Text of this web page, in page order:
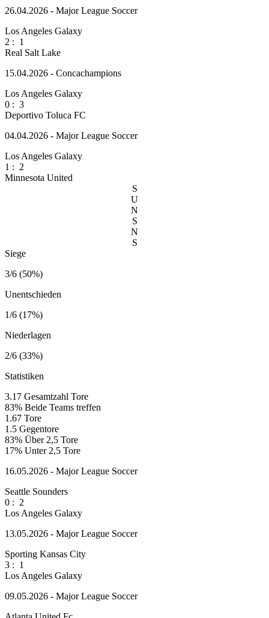
26.04.2026 - Major League Soccer
Los Angeles Galaxy
2 : 1
Real Salt Lake
15.04.2026 - Concachampions
Los Angeles Galaxy
0 : 3
Deportivo Toluca FC
04.04.2026 - Major League Soccer
Los Angeles Galaxy
1 : 2
Minnesota United
S
U
N
S
N
S
Siege
3/6 (50%)
Unentschieden
1/6 (17%)
Niederlagen
2/6 (33%)
Statistiken
3.17 Gesamtzahl Tore
83% Beide Teams treffen
1.67 Tore
1.5 Gegentore
83% Über 2,5 Tore
17% Unter 2,5 Tore
16.05.2026 - Major League Soccer
Seattle Sounders
0 : 2
Los Angeles Galaxy
13.05.2026 - Major League Soccer
Sporting Kansas City
3 : 1
Los Angeles Galaxy
09.05.2026 - Major League Soccer